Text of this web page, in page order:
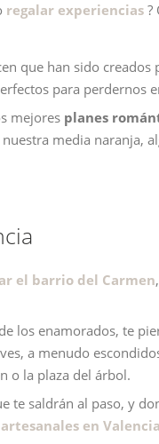
regalar experiencias?
que han sido
para perdernos
mejores planes
media naranja,
el barrio del Carmen
los enamorados, te
a menudo
o la plaza del árbol.
te saldrán al paso, y
en Valencia